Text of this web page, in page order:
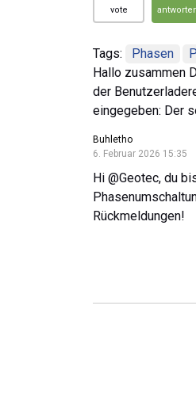
vote
Tags: Phasen
Hallo zusammen
der
eingegeben: Der
Buhletho
6. Februar 2026 15:35
Hi @Geotec, du
Rückmeldungen!